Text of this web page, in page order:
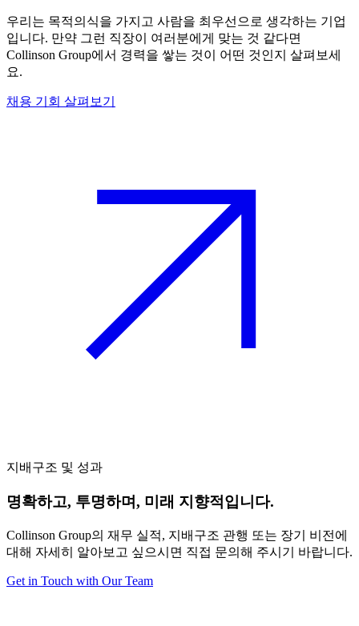
우리는 목적의식을 가지고 사람을 최우선으로 생각하는 기업
입니다. 만약 그런 직장이 여러분에게 맞는 것 같다면
Collinson Group에서 경력을 쌓는 것이 어떤 것인지 살펴보세
요.
채용 기회 살펴보기
지배구조 및 성과
명확하고, 투명하며, 미래 지향적입니다.
Collinson Group의 재무 실적, 지배구조 관행 또는 장기 비전에
대해 자세히 알아보고 싶으시면 직접 문의해 주시기 바랍니다.
Get in Touch with Our Team